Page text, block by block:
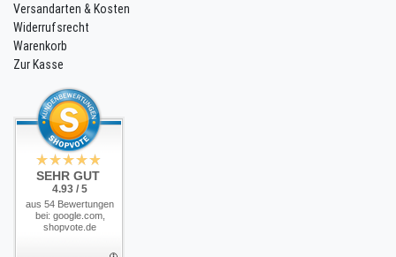
Versandarten & Kosten
Widerrufsrecht
Warenkorb
Zur Kasse
SEHR GUT
4.93 / 5
aus 54 Bewertungen
bei: google.com,
shopvote.de